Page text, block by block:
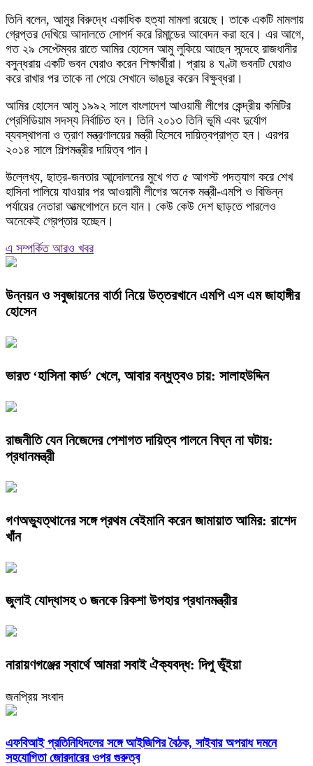
তিনি বলেন, আমুর বিরুদ্ধে একাধিক হত্যা মামলা রয়েছে। তাকে একটি মামলায়
গ্রেপ্তর দেখিয়ে আদালতে সোপর্দ করে রিমান্ডের আবেদন করা হবে। এর আগে,
গত ২৯ সেপ্টেম্বর রাতে আমির হোসেন আমু লুকিয়ে আছেন সন্দেহে রাজধানীর
বসুন্ধরায় একটি ভবন ঘেরাও করেন শিক্ষার্থীরা। প্রায় ৪ ঘণ্টা ভবনটি ঘেরাও
করে রাখার পর তাকে না পেয়ে সেখানে ভাঙচুর করেন বিক্ষুব্ধরা।
আমির হোসেন আমু ১৯৯২ সালে বাংলাদেশ আওয়ামী লীগের কেন্দ্রীয় কমিটির
প্রেসিডিয়াম সদস্য নির্বাচিত হন। তিনি ২০১৩ তিনি ভূমি এবং দুর্যোগ
ব্যবস্থাপনা ও ত্রাণ মন্ত্রণালয়ের মন্ত্রী হিসেবে দায়িত্বপ্রাপ্ত হন। এরপর
২০১৪ সালে শিল্পমন্ত্রীর দায়িত্ব পান।
উল্লেখ্য, ছাত্র-জনতার আন্দোলনের মুখে গত ৫ আগস্ট পদত্যাগ করে শেখ
হাসিনা পালিয়ে যাওয়ার পর আওয়ামী লীগের অনেক মন্ত্রী-এমপি ও বিভিন্ন
পর্যায়ের নেতারা আত্মগোপনে চলে যান। কেউ কেউ দেশ ছাড়তে পারলেও
অনেকেই গ্রেপ্তার হচ্ছেন।
এ সম্পর্কিত আরও খবর
উন্নয়ন ও সবুজায়নের বার্তা নিয়ে উত্তরখানে এমপি এস এম জাহাঙ্গীর
হোসেন
ভারত ‘হাসিনা কার্ড’ খেলে, আবার বন্ধুত্বও চায়: সালাহউদ্দিন
রাজনীতি যেন নিজেদের পেশাগত দায়িত্ব পালনে বিঘ্ন না ঘটায়:
প্রধানমন্ত্রী
গণঅভ্যুত্থানের সঙ্গে প্রথম বেইমানি করেন জামায়াত আমির: রাশেদ
খাঁন
জুলাই যোদ্ধাসহ ৩ জনকে রিকশা উপহার প্রধানমন্ত্রীর
নারায়ণগঞ্জের স্বার্থে আমরা সবাই ঐক্যবদ্ধ: দিপু ভূঁইয়া
জনপ্রিয় সংবাদ
এফবিআই প্রতিনিধিদলের সঙ্গে আইজিপির বৈঠক, সাইবার অপরাধ দমনে
সহযোগিতা জোরদারের ওপর গুরুত্ব